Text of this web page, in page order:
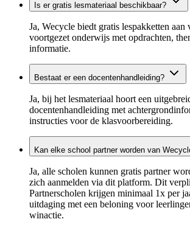
Is er gratis lesmateriaal beschikbaar?
Ja, Wecycle biedt gratis lespakketten aan
voortgezet onderwijs met opdrachten,
informatie.
Bestaat er een docentenhandleiding?
Ja, bij het lesmateriaal hoort een
docentenhandleiding met
instructies voor de klasvoorbereiding.
Kan elke school partner worden van
Ja, alle scholen kunnen gratis partner
zich aanmelden via dit platform. Dit
Partnerscholen krijgen minimaal 1x per
uitdaging met een beloning voor
winactie.